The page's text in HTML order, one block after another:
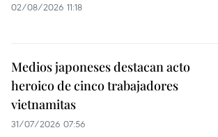
02/08/2026 11:18
Medios japoneses destacan acto
heroico de cinco trabajadores
vietnamitas
31/07/2026 07:56